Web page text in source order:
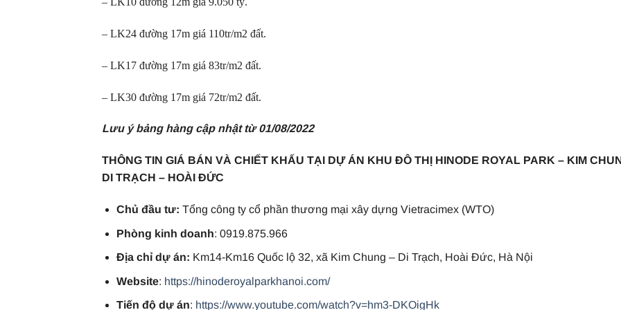
– LK24 đường 17m giá 110tr/m2 đất.
– LK17 đường 17m giá 83tr/m2 đất.
– LK30 đường 17m giá 72tr/m2 đất.
Lưu ý bảng hàng cập nhật từ 01/08/2022
THÔNG TIN GIÁ BÁN VÀ CHIẾT KHẤU TẠI DỰ ÁN KHU ĐÔ THỊ HINODE ROYAL PARK – KIM
DI TRẠCH – HOÀI ĐỨC
Chủ đầu tư: Tổng công ty cổ phần thương mại xây dựng Vietracimex (WTO)
Phòng kinh doanh: 0919.875.966
Địa chỉ dự án: Km14-Km16 Quốc lộ 32, xã Kim Chung – Di Trạch, Hoài Đức, Hà Nội
Website: https://hinoderoyalparkhanoi.com/
Tiến độ dự án: https://www.youtube.com/watch?v=hm3-DKOigHk